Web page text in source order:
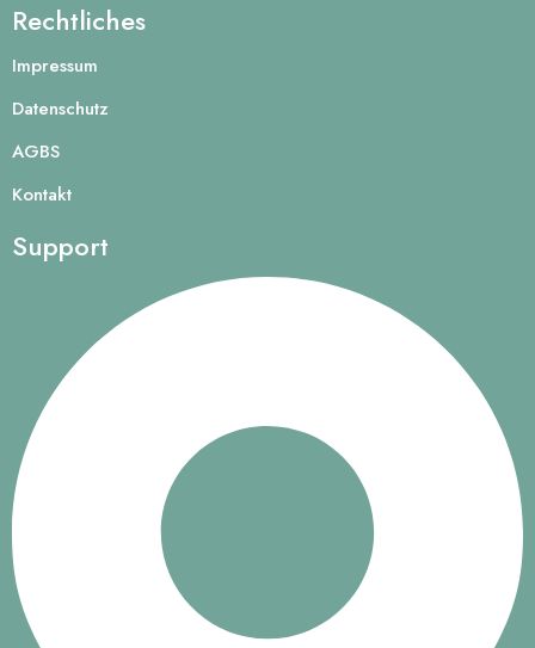
Rechtliches
Impressum
Datenschutz
AGBS
Kontakt
Support